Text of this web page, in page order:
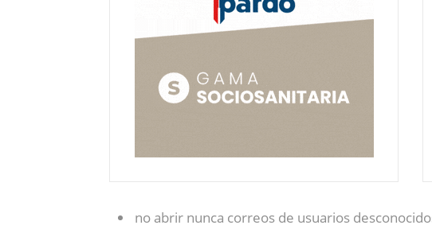
no abrir nunca correos de usuarios